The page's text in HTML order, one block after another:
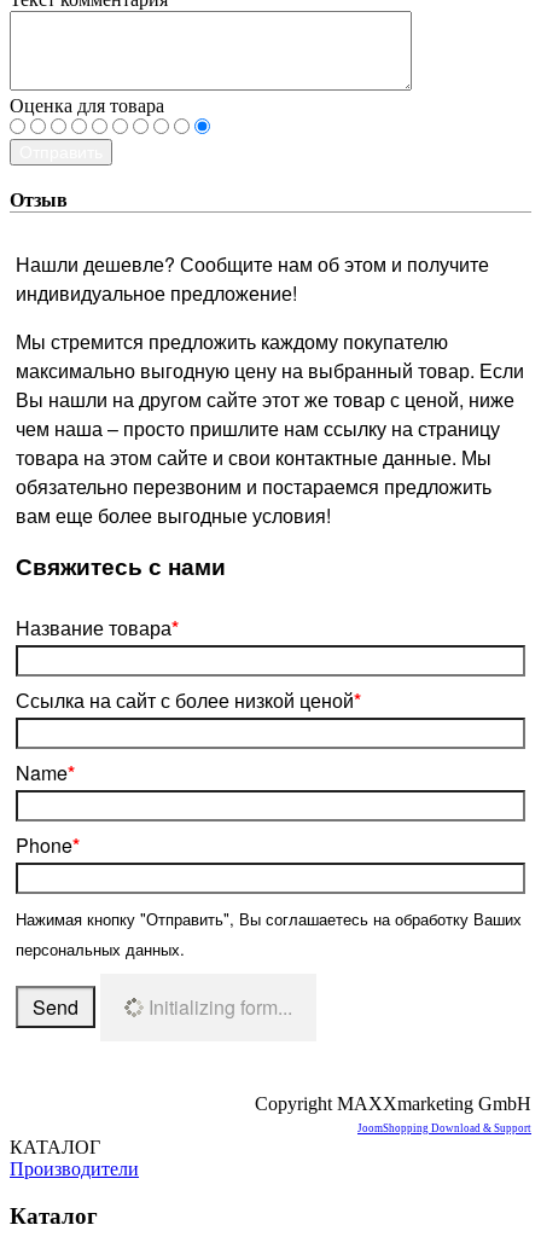
Оценка для товара
Отзыв
Нашли дешевле? Сообщите нам об этом и получите
индивидуальное предложение!
Мы стремится предложить каждому покупателю
максимально выгодную цену на выбранный товар. Если
Вы нашли на другом сайте этот же товар с ценой, ниже
чем наша – просто пришлите нам ссылку на страницу
товара на этом сайте и свои контактные данные. Мы
обязательно перезвоним и постараемся предложить
вам еще более выгодные условия!
­Свяжитесь с нами
Название товара*
Ссылка на сайт с более низкой ценой*
Name*
Phone*
Нажимая кнопку "Отправить", Вы соглашаетесь на обработку Ваших
персональных данных.
Send Initializing form...
Copyright MAXXmarketing GmbH
JoomShopping Download & Support
КАТАЛОГ
Производители
Каталог